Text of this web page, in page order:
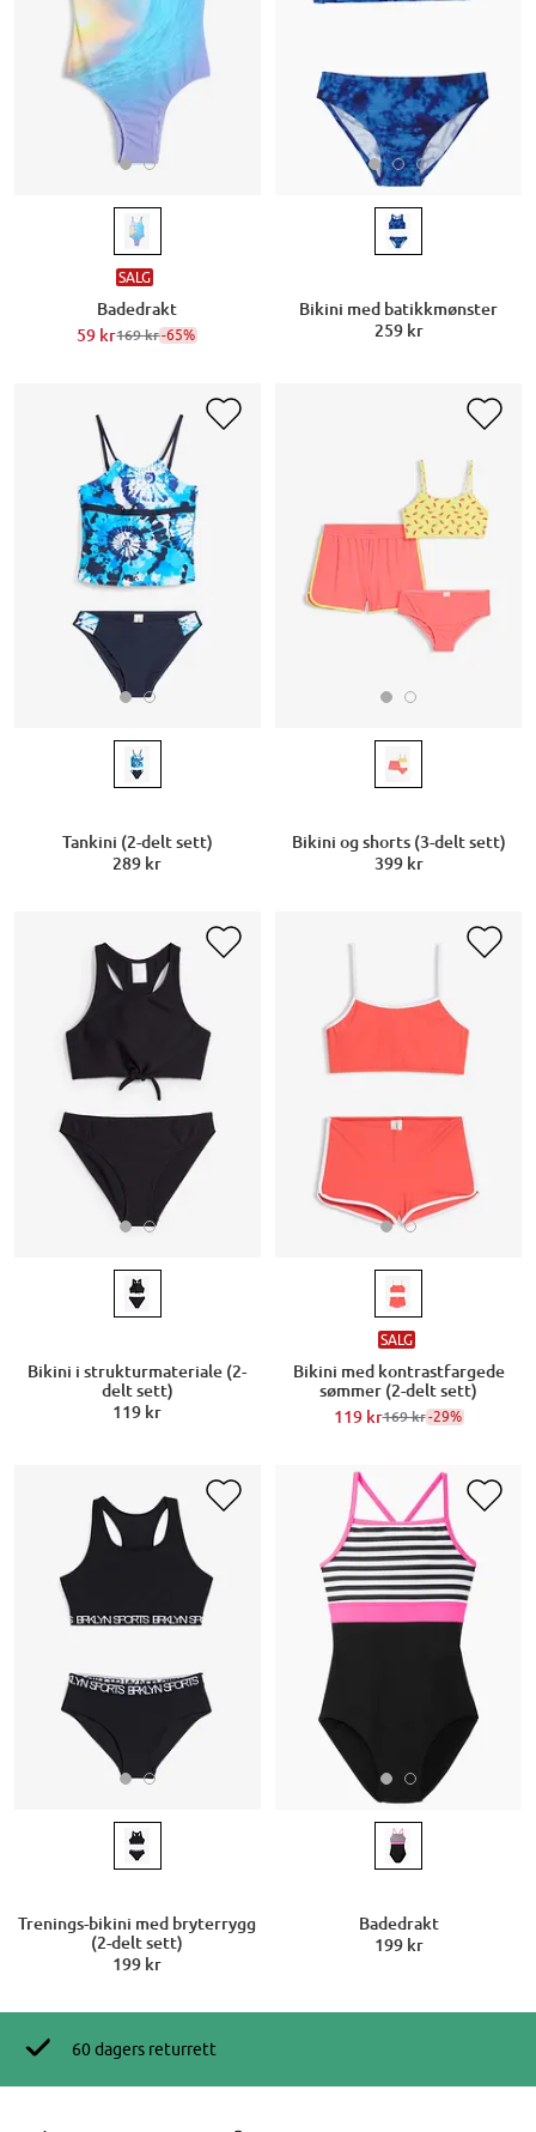
SALG
Badedrakt
59 kr169 kr-65%
Bikini med batikkmønster
259 kr
Tankini (2-delt sett)
289 kr
Bikini og shorts (3-delt sett)
399 kr
Bikini i strukturmateriale (2-
delt sett)
119 kr
SALG
Bikini med kontrastfargede
sømmer (2-delt sett)
119 kr169 kr-29%
Trenings-bikini med bryterrygg
(2-delt sett)
199 kr
Badedrakt
199 kr
60 dagers returrett